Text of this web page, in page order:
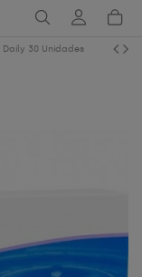
30 Unidades